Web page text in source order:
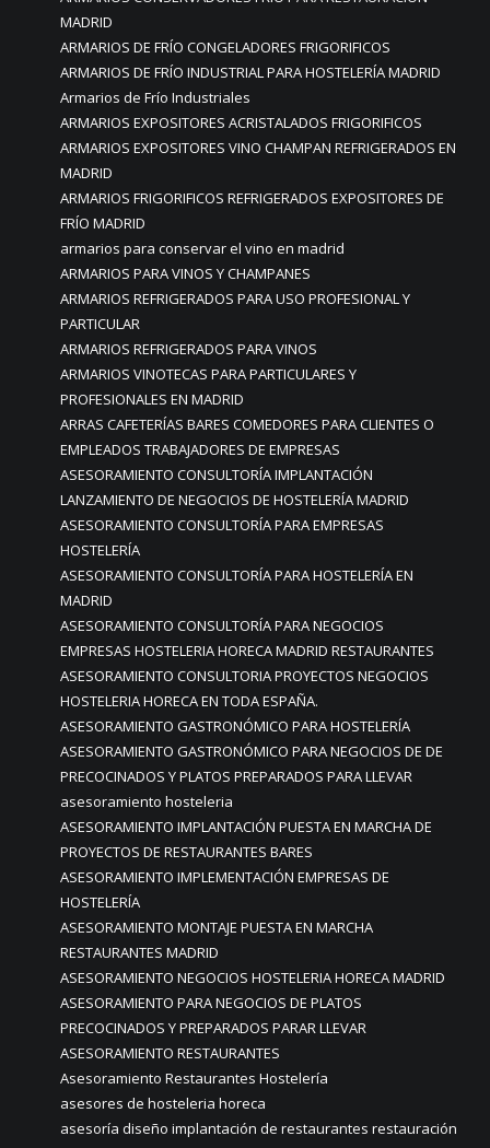
MADRID
ARMARIOS DE FRÍO CONGELADORES FRIGORIFICOS
ARMARIOS DE FRÍO INDUSTRIAL PARA HOSTELERÍA MADRID
Armarios de Frío Industriales
ARMARIOS EXPOSITORES ACRISTALADOS FRIGORIFICOS
ARMARIOS EXPOSITORES VINO CHAMPAN REFRIGERADOS EN
MADRID
ARMARIOS FRIGORIFICOS REFRIGERADOS EXPOSITORES DE
FRÍO MADRID
armarios para conservar el vino en madrid
ARMARIOS PARA VINOS Y CHAMPANES
ARMARIOS REFRIGERADOS PARA USO PROFESIONAL Y
PARTICULAR
ARMARIOS REFRIGERADOS PARA VINOS
ARMARIOS VINOTECAS PARA PARTICULARES Y
PROFESIONALES EN MADRID
ARRAS CAFETERÍAS BARES COMEDORES PARA CLIENTES O
EMPLEADOS TRABAJADORES DE EMPRESAS
ASESORAMIENTO CONSULTORÍA IMPLANTACIÓN
LANZAMIENTO DE NEGOCIOS DE HOSTELERÍA MADRID
ASESORAMIENTO CONSULTORÍA PARA EMPRESAS
HOSTELERÍA
ASESORAMIENTO CONSULTORÍA PARA HOSTELERÍA EN
MADRID
ASESORAMIENTO CONSULTORÍA PARA NEGOCIOS
EMPRESAS HOSTELERIA HORECA MADRID RESTAURANTES
ASESORAMIENTO CONSULTORIA PROYECTOS NEGOCIOS
HOSTELERIA HORECA EN TODA ESPAÑA.
ASESORAMIENTO GASTRONÓMICO PARA HOSTELERÍA
ASESORAMIENTO GASTRONÓMICO PARA NEGOCIOS DE DE
PRECOCINADOS Y PLATOS PREPARADOS PARA LLEVAR
asesoramiento hosteleria
ASESORAMIENTO IMPLANTACIÓN PUESTA EN MARCHA DE
PROYECTOS DE RESTAURANTES BARES
ASESORAMIENTO IMPLEMENTACIÓN EMPRESAS DE
HOSTELERÍA
ASESORAMIENTO MONTAJE PUESTA EN MARCHA
RESTAURANTES MADRID
ASESORAMIENTO NEGOCIOS HOSTELERIA HORECA MADRID
ASESORAMIENTO PARA NEGOCIOS DE PLATOS
PRECOCINADOS Y PREPARADOS PARAR LLEVAR
ASESORAMIENTO RESTAURANTES
Asesoramiento Restaurantes Hostelería
asesores de hosteleria horeca
asesoría diseño implantación de restaurantes restauración